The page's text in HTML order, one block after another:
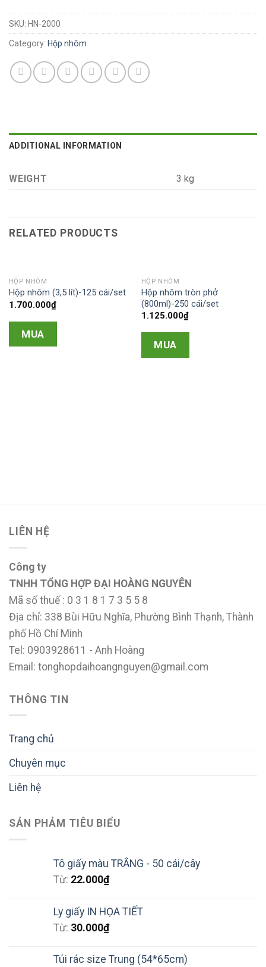
SKU: HN-2000
Category: Hộp nhôm
ADDITIONAL INFORMATION
WEIGHT 3 kg
RELATED PRODUCTS
HỘP NHÔM
Hộp nhôm (3,5 lít)-125 cái/set
1.700.000₫
MUA
HỘP NHÔM
Hộp nhôm tròn phở
(800ml)-250 cái/set
1.125.000₫
MUA
LIÊN HỆ
Công ty
TNHH TỔNG HỢP ĐẠI HOÀNG NGUYÊN
Mã số thuế : 0 3 1 8 1 7 3 5 5 8
Địa chỉ: 338 Bùi Hữu Nghĩa, Phường Bình Thạnh, Thành
phố Hồ Chí Minh
Tel: 0903928611 - Anh Hoàng
Email: tonghopdaihoangnguyen@gmail.com
THÔNG TIN
Trang chủ
Chuyên mục
Liên hệ
SẢN PHẢM TIÊU BIỂU
Tô giấy màu TRẮNG - 50 cái/cây
Từ: 22.000₫
Ly giấy IN HỌA TIẾT
Từ: 30.000₫
Túi rác size Trung (54*65cm)